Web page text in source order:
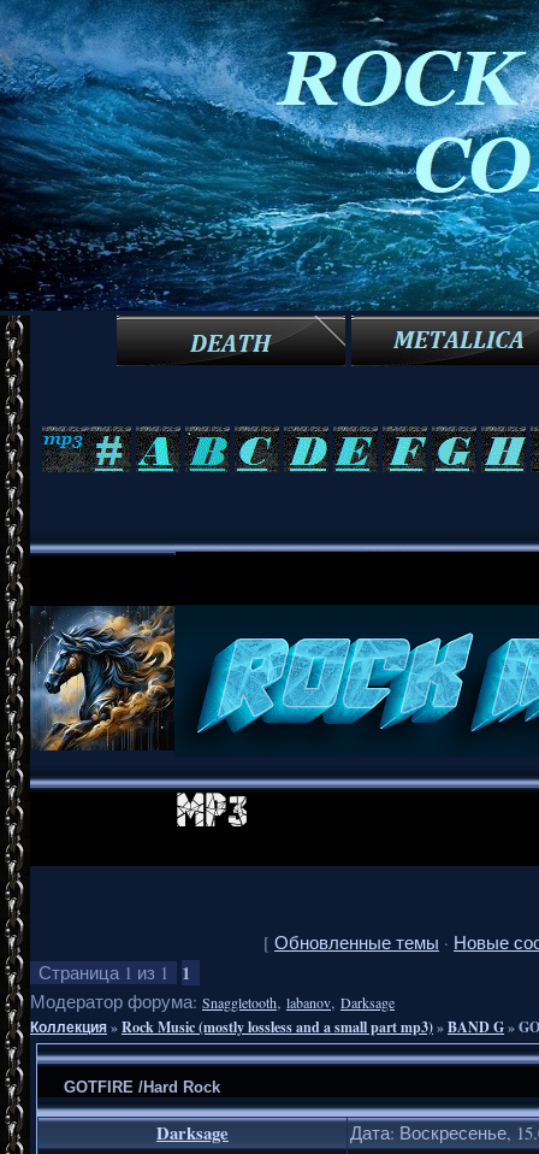
[ Обновленные темы · Новые
Страница 1 из 1 1
Модератор форума: Snaggletooth, labanov, Darksage
Коллекция»Rock Music (mostly lossless and a small part mp3)»BAND G»
GOTFIRE /Hard Rock
Darksage Дата: Воскресенье,